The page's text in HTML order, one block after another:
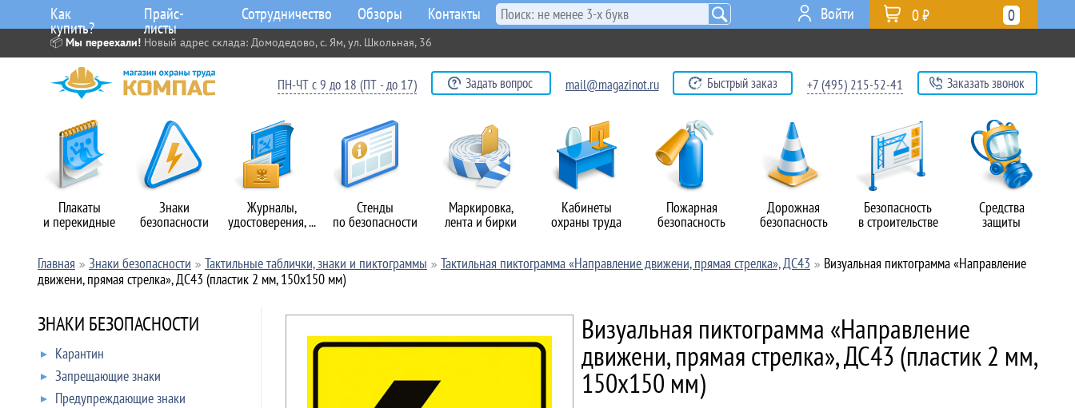
📦 Мы переехали! Новый адрес склада: Домодедово, с. Ям, ул. Школьная, 36
Плакаты
и перекидные
Знаки
безопасности
Журналы,
удостоверения, ...
Стенды
по безопасности
Маркировка,
лента и бирки
Кабинеты
охраны труда
Пожарная
безопасность
Дорожная
безопасность
Безопасность
в строительстве
Средства
защиты
Как
купить?
Прайс-
листы
Сотрудничество Обзоры Контакты 0
0 ₽
Войти
ПН-ЧТ с 9 до 18 (ПТ - до 17) Задать вопрос mail@magazinot.ru Быстрый заказ +7 (495) 215-52-41 Заказать звонок
Главная Знаки безопасности Тактильные таблички, знаки и пиктограммы Тактильная пиктограмма «Направление движени, прямая стрелка», ДС43
Визуальная пиктограмма «Направление
движени, прямая стрелка», ДС43 (пластик 2 мм, 150х150 мм)
ЗНАКИ БЕЗОПАСНОСТИ
Карантин
Запрещающие знаки
Предупреждающие знаки
Визуальная пиктограмма «Направление
движени, прямая стрелка», ДС43 (пластик 2 мм,
150х150 мм)